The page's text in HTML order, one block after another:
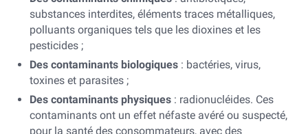
substances interdites, éléments traces métalliques,
polluants organiques tels que les dioxines et les
pesticides ;
Des contaminants biologiques: bactéries, virus,
toxines et parasites ;
Des contaminants physiques: radionucléides. Ces
contaminants ont un effet néfaste avéré ou suspecté,
pour la santé des consommateurs, avec des